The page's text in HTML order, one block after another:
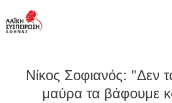
Νίκος Σοφιανός: "Δεν
μαύρα τα βάφουμε